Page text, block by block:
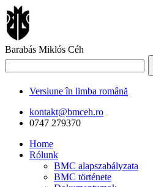
Barabás Miklós Céh
Versiune în limba română
kontakt@bmceh.ro
0747 279370
Home
Rólunk
BMC alapszabályzata
BMC története